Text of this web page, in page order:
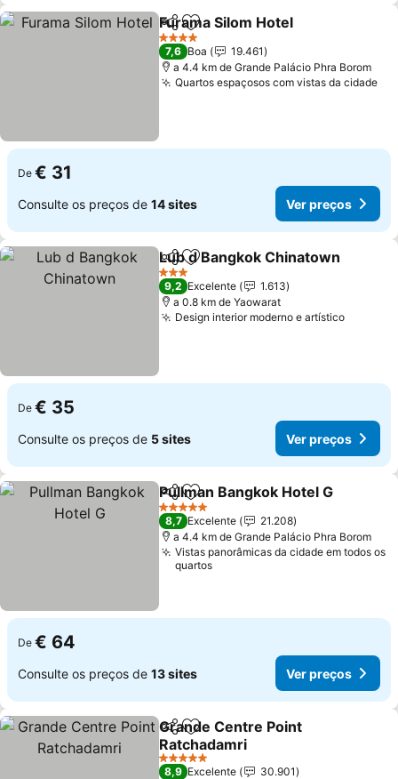
PartilharAdicionar aos favoritos
Furama Silom Hotel
4 Estrelas
7,6 Boa
19.461
a 4.4 km de Grande Palácio Phra Borom
Quartos espaçosos com vistas da cidade
De € 31
Consulte os preços de 14 sites Ver preços
PartilharAdicionar aos favoritos
Lub d Bangkok Chinatown
3 Estrelas
9,2 Excelente
1.613
a 0.8 km de Yaowarat
Design interior moderno e artístico
De € 35
Consulte os preços de 5 sites Ver preços
PartilharAdicionar aos favoritos
Pullman Bangkok Hotel G
5 Estrelas
8,7 Excelente
21.208
a 4.4 km de Grande Palácio Phra Borom
Vistas panorâmicas da cidade em todos os
quartos
De € 64
Consulte os preços de 13 sites Ver preços
PartilharAdicionar aos favoritos
Grande Centre Point
Ratchadamri
5 Estrelas
8,9 Excelente
30.901